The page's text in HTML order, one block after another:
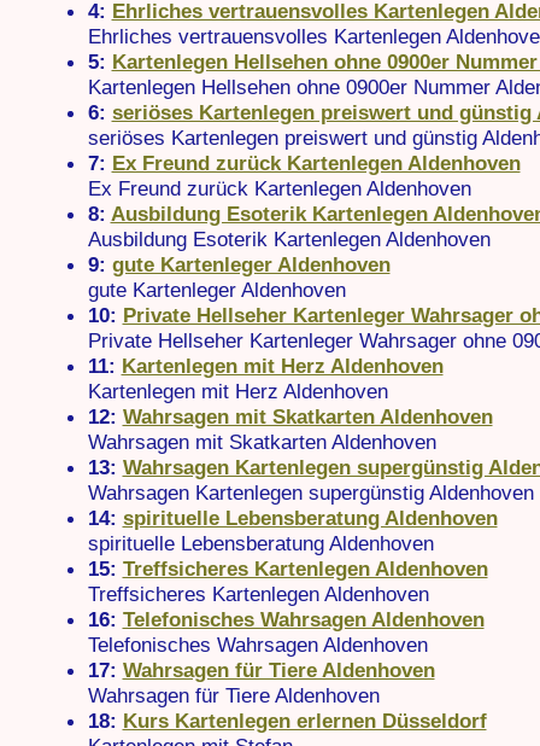
4: Ehrliches vertrauensvolles Kartenlegen
Ehrliches vertrauensvolles Kartenlegen
5: Kartenlegen Hellsehen ohne 0900er
Kartenlegen Hellsehen ohne 0900er Nummer
6: seriöses Kartenlegen preiswert und günstig
seriöses Kartenlegen preiswert und günstig
7: Ex Freund zurück Kartenlegen Aldenhoven
Ex Freund zurück Kartenlegen Aldenhoven
8: Ausbildung Esoterik Kartenlegen
Ausbildung Esoterik Kartenlegen Aldenhoven
9: gute Kartenleger Aldenhoven
gute Kartenleger Aldenhoven
10: Private Hellseher Kartenleger Wahrsager
Private Hellseher Kartenleger Wahrsager ohne
11: Kartenlegen mit Herz Aldenhoven
Kartenlegen mit Herz Aldenhoven
12: Wahrsagen mit Skatkarten Aldenhoven
Wahrsagen mit Skatkarten Aldenhoven
13: Wahrsagen Kartenlegen supergünstig
Wahrsagen Kartenlegen supergünstig Aldenhoven
14: spirituelle Lebensberatung Aldenhoven
spirituelle Lebensberatung Aldenhoven
15: Treffsicheres Kartenlegen Aldenhoven
Treffsicheres Kartenlegen Aldenhoven
16: Telefonisches Wahrsagen Aldenhoven
Telefonisches Wahrsagen Aldenhoven
17: Wahrsagen für Tiere Aldenhoven
Wahrsagen für Tiere Aldenhoven
18: Kurs Kartenlegen erlernen Düsseldorf